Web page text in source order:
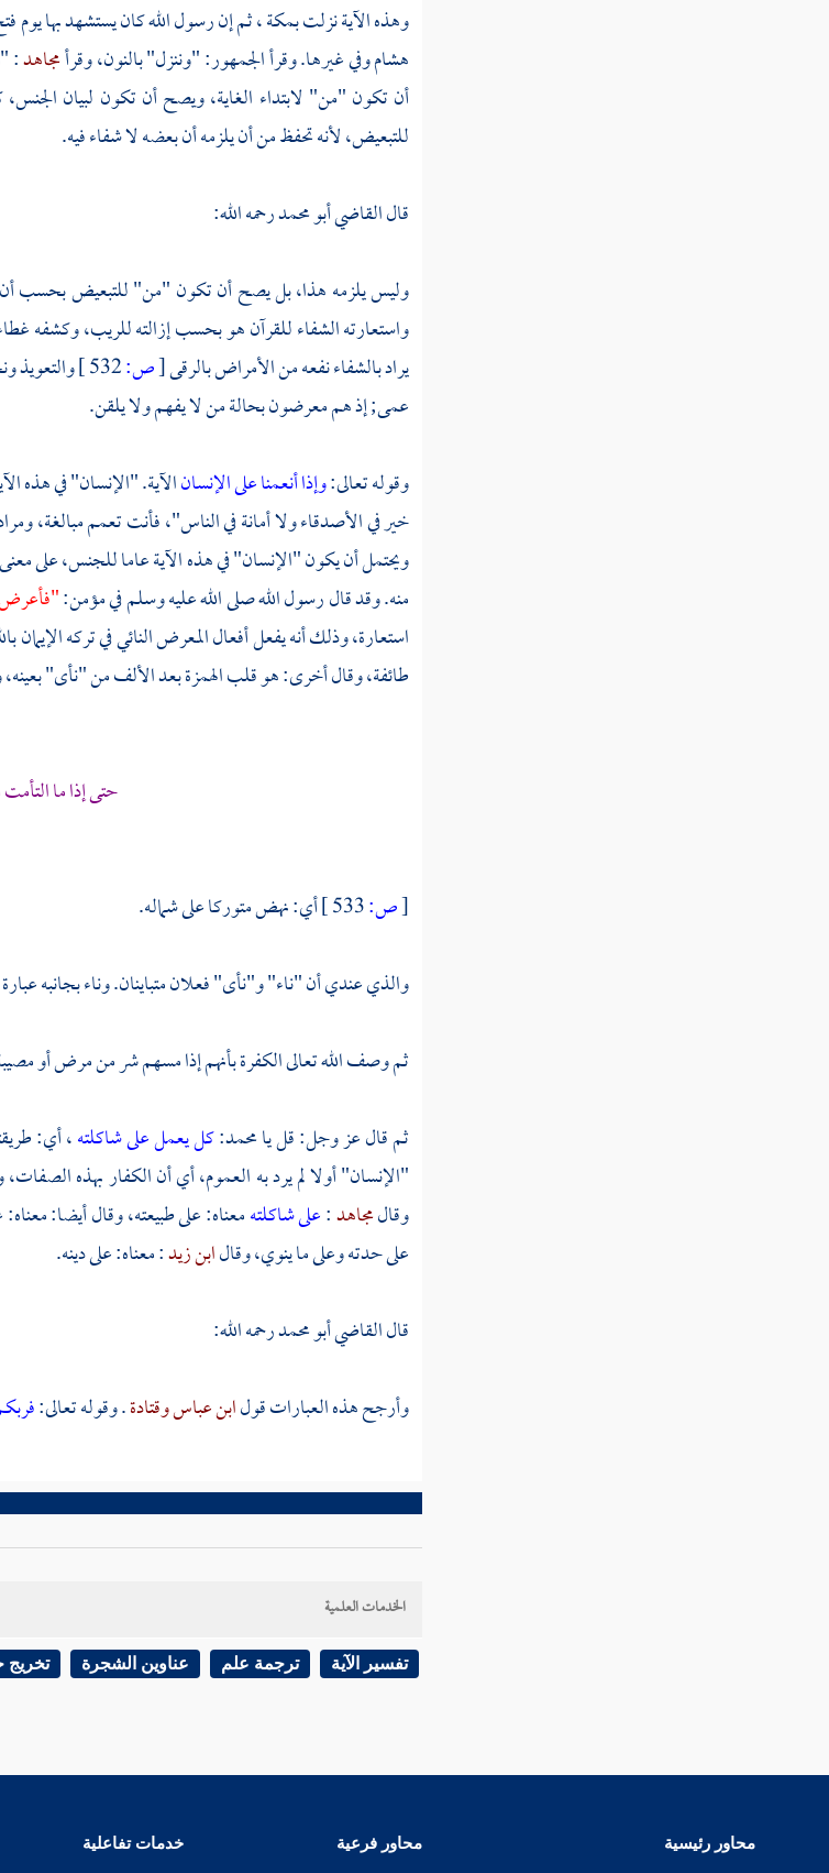
تفسير سورة النور
وهذه الآية نزلتبمكة، ثم إن رسول الله كان يستشهد بها يوم
هشاموفي غيرها. وقرأ الجمهور: "وننزل" بالنون، وقرأمجاهد:
أن تكون "من" لابتداء الغاية، ويصح أن تكون لبيان
للتبعيض، لأنه تحفظ من أن يلزمه أن بعضه لا شفاء فيه.
قالالقاضي أبو محمدرحمه الله:
وليس يلزمه هذا، بل يصح أن تكون "من" للتبعيض بحسب أن
واستعارته الشفاء للقرآن هو بحسب إزالته للريب، وكشفه
يراد بالشفاء نفعه من الأمراض بالرقى[ص: والتعويذ
عمى; إذ هم معرضون بحالة من لا يفهم ولا يلقن.
وقوله تعالى:وإذا أنعمنا على الإنسانالآية. "الإنسان" في هذه
خير في الأصدقاء ولا أمانة في الناس"، فأنت تعمم مبالغة،
ويحتمل أن يكون "الإنسان" في هذه الآية عاما للجنس، على
منه. وقد قال رسول الله صلى الله عليه وسلم في مؤمن:
استعارة، وذلك أنه يفعل أفعال المعرض النائي في تركه الإيمان
طائفة، وقال أخرى: هو قلب الهمزة بعد الألف من "نأى"
حتى إذا ما
[ص:
أي: نهض متوركا على شماله.
والذي عندي أن "ناء" و"نأى" فعلان متباينان. وناء بجانبه
ثم وصف الله تعالى الكفرة بأنهم إذا مسهم شر من مرض أو
ثم قال عز وجل: قل يامحمد:كل يعمل على شاكلته، أي:
"الإنسان" أولا لم يرد به العموم، أي أن الكفار بهذه
وقالمجاهد:على شاكلتهمعناه: على طبيعته، وقال أيضا:
على حدته وعلى ما ينوي، وقالابن زيد: معناه: على دينه.
قالالقاضي أبو محمدرحمه الله:
وأرجح هذه العبارات قولابن عباسوقتادة. وقوله تعالى:
الخدمات العلمية
تفسير الآية ترجمة علم عناوين الشجرة تخريج
محاور رئيسية محاور فرعية خدمات تفاعلية